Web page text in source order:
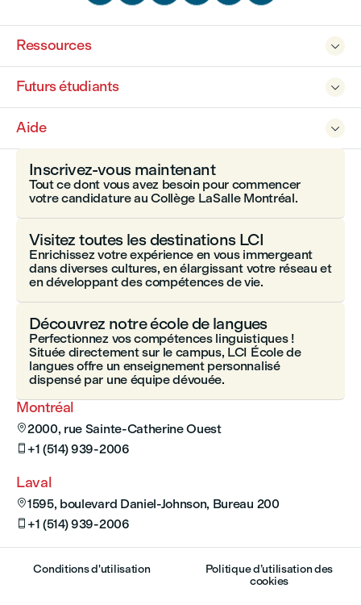

Ressources

Futurs étudiants

Aide
Montréal
2000, rue Sainte-Catherine Ouest
 +1 (514) 939-2006
Laval
1595, boulevard Daniel-Johnson, Bureau 200
 +1 (514) 939-2006
Inscrivez-vous maintenant
Tout ce dont vous avez besoin pour commencer
votre candidature au Collège LaSalle Montréal.
Visitez toutes les destinations LCI
Enrichissez votre expérience en vous immergeant
dans diverses cultures, en élargissant votre réseau et
en développant des compétences de vie.
Découvrez notre école de langues
Perfectionnez vos compétences linguistiques !
Située directement sur le campus, LCI École de
langues offre un enseignement personnalisé
dispensé par une équipe dévouée.
Conditions d'utilisation
Politique d’utilisation des
cookies